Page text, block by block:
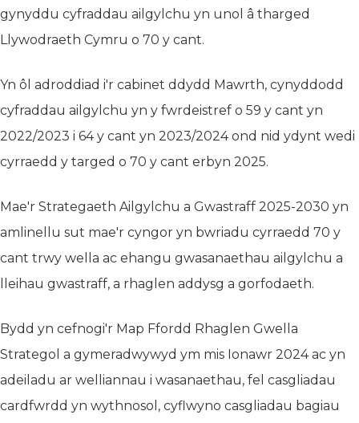
gynyddu cyfraddau ailgylchu yn unol â tharged
Llywodraeth Cymru o 70 y cant.
Yn ôl adroddiad i'r cabinet ddydd Mawrth, cynyddodd
cyfraddau ailgylchu yn y fwrdeistref o 59 y cant yn
2022/2023 i 64 y cant yn 2023/2024 ond nid ydynt wedi
cyrraedd y targed o 70 y cant erbyn 2025.
Mae'r Strategaeth Ailgylchu a Gwastraff 2025-2030 yn
amlinellu sut mae'r cyngor yn bwriadu cyrraedd 70 y
cant trwy wella ac ehangu gwasanaethau ailgylchu a
lleihau gwastraff, a rhaglen addysg a gorfodaeth.
Bydd yn cefnogi'r Map Ffordd Rhaglen Gwella
Strategol a gymeradwywyd ym mis Ionawr 2024 ac yn
adeiladu ar welliannau i wasanaethau, fel casgliadau
cardfwrdd yn wythnosol, cyflwyno casgliadau bagiau